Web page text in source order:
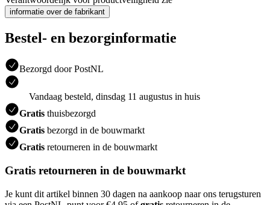
informatie over de fabrikant
Bestel- en bezorginformatie
Bezorgd door PostNL
Vandaag besteld, dinsdag 11 augustus in huis
Gratis thuisbezorgd
Gratis bezorgd in de bouwmarkt
Gratis retourneren in de bouwmarkt
Gratis retourneren in de bouwmarkt
Je kunt dit artikel binnen 30 dagen na aankoop naar ons terugsturen